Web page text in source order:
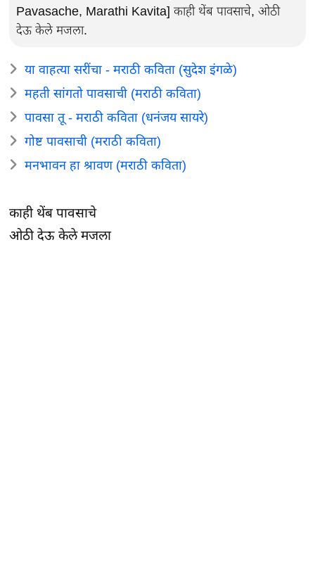
Pavasache, Marathi Kavita] काही थेंब पावसाचे, ओठी
देऊ केले मजला.
या वाहत्या सरींचा - मराठी कविता (सुदेश इंगळे)
महती सांगतो पावसाची (मराठी कविता)
पावसा तू - मराठी कविता (धनंजय सायरे)
गोष्ट पावसाची (मराठी कविता)
मनभावन हा श्रावण (मराठी कविता)
काही थेंब पावसाचे
ओठी देऊ केले मजला